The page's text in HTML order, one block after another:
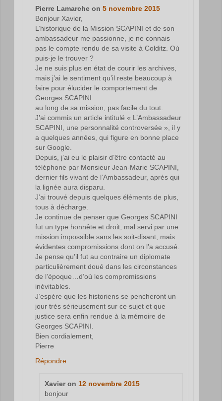
Pierre Lamarche on5 novembre 2015
Bonjour Xavier,
L’historique de la Mission SCAPINI et de son
ambassadeur me passionne, je ne connais
pas le compte rendu de sa visite à Colditz. Où
puis-je le trouver ?
Je ne suis plus en état de courir les archives,
mais j’ai le sentiment qu’il reste beaucoup à
faire pour élucider le comportement de
Georges SCAPINI
au long de sa mission, pas facile du tout.
J’ai commis un article intitulé « L’Ambassadeur
SCAPINI, une personnalité controversée », il y
a quelques années, qui figure en bonne place
sur Google.
Depuis, j’ai eu le plaisir d’être contacté au
téléphone par Monsieur Jean-Marie SCAPINI,
dernier fils vivant de l’Ambassadeur, après qui
la lignée aura disparu.
J’ai trouvé depuis quelques éléments de plus,
tous à décharge.
Je continue de penser que Georges SCAPINI
fut un type honnête et droit, mal servi par une
mission impossible sans les soit-disant, mais
évidentes compromissions dont on l’a accusé.
Je pense qu’il fut au contraire un diplomate
particulièrement doué dans les circonstances
de l’époque…d’où les compromissions
inévitables.
J’espère que les historiens se pencheront un
jour très sérieusement sur ce sujet et que
justice sera enfin rendue à la mémoire de
Georges SCAPINI.
Bien cordialement,
Pierre
Répondre
Xavieron 12 novembre 2015
bonjour